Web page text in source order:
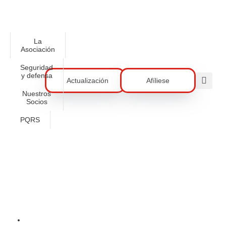
La
Asociación
Seguridad
y defensa
Nuestros
Socios
PQRS
Actualización Afíliese